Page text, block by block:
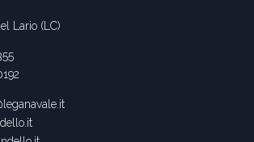
Lario (LC)